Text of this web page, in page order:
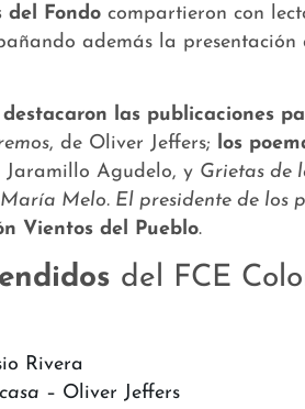
del Fondocompartieron con
además la presentación
las publicaciones
, de Oliver Jeffers; los
Jaramillo Agudelo, y Grietas de
María Melo. El presidente de los
Vientos del Pueblo.
del FCE
Rivera
– Oliver Jeffers